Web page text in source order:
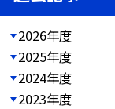
2026年度
2025年度
2024年度
2023年度